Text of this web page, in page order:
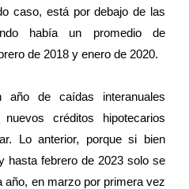
caso, está por debajo de las
había un promedio de
de 2018 y enero de 2020.
de caídas interanuales
créditos hipotecarios
Lo anterior, porque si bien
hasta febrero de 2023 solo se
año, en marzo por primera vez